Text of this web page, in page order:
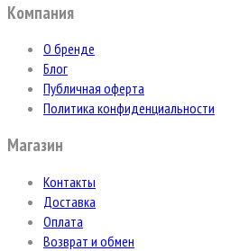
Компания
О бренде
Блог
Публичная оферта
Политика конфиденциальности
Магазин
Контакты
Доставка
Оплата
Возврат и обмен